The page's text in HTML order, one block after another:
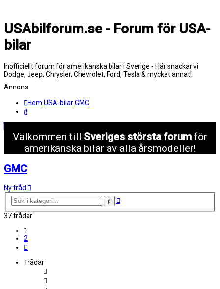
USAbilforum.se - Forum för USA-
bilar
Inofficiellt forum för amerikanska bilar i Sverige - Här snackar vi
Dodge, Jeep, Chrysler, Chevrolet, Ford, Tesla & mycket annat!
Annons
Hem USA-bilarGMC
Sök
Välkommen till Sveriges största forum för
amerikanska bilar av alla årsmodeller!
GMC
Ny tråd
SökAvancerad
37 trådar
1
2
Trådar